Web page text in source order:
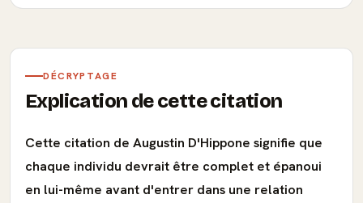
DÉCRYPTAGE
Explication de cette citation
Cette citation de Augustin D'Hippone signifie que
chaque individu devrait être complet et épanoui
en lui-même avant d'entrer dans une relation